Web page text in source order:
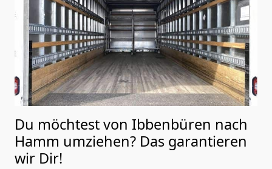
Du möchtest von Ibbenbüren nach
Hamm umziehen? Das garantieren
wir Dir!